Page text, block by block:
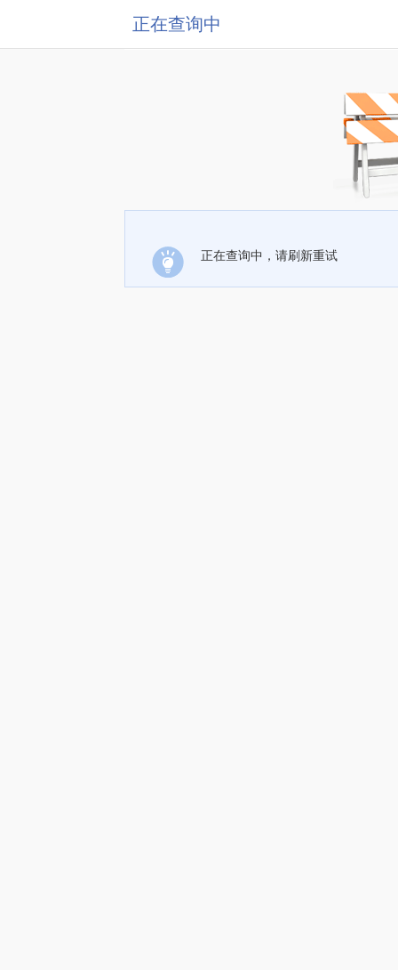
正在查询中
正在查询中，请刷新重试